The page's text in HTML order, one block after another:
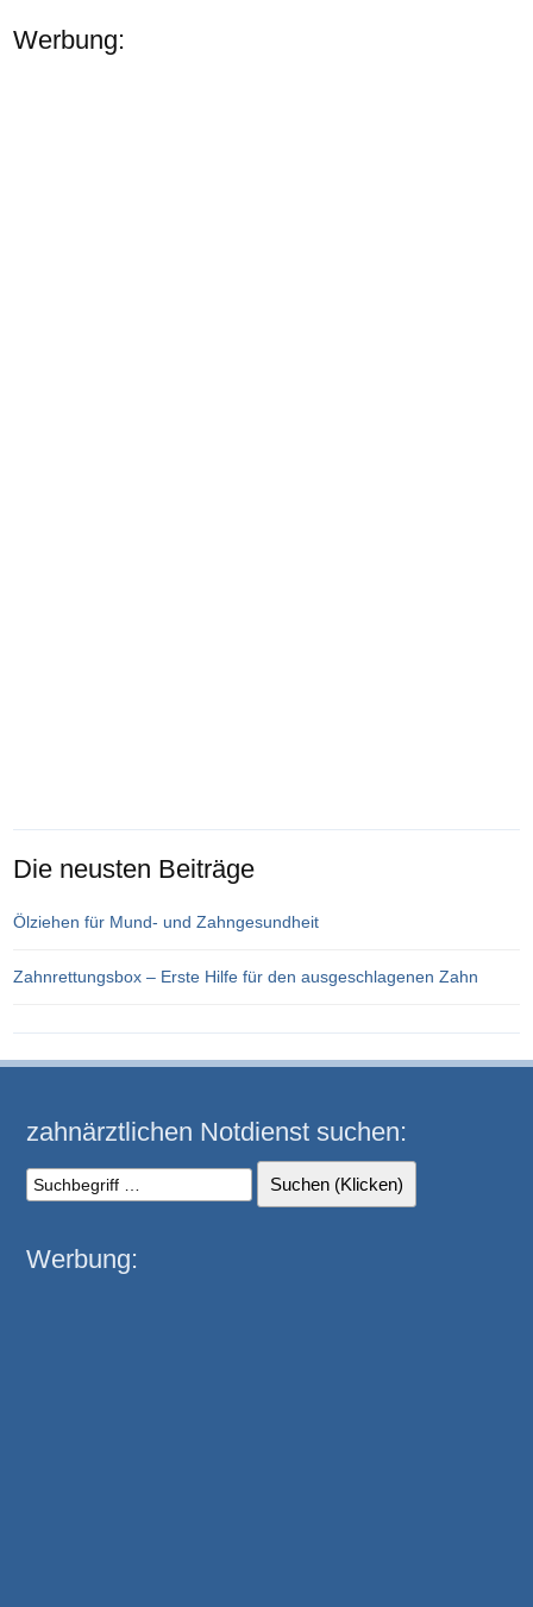
Werbung:
Die neusten Beiträge
Ölziehen für Mund- und Zahngesundheit
Zahnrettungsbox – Erste Hilfe für den ausgeschlagenen Zahn
zahnärztlichen Notdienst suchen:
Werbung: